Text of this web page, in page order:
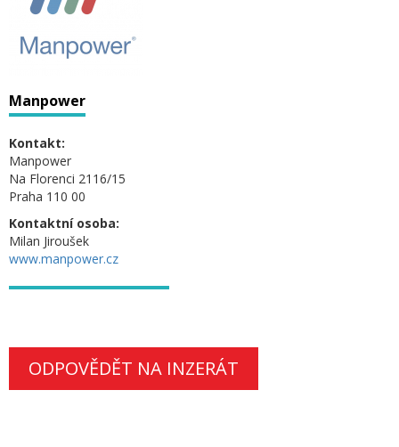
Manpower
Kontakt:
Manpower
Na Florenci 2116/15
Praha 110 00
Kontaktní osoba:
Milan Jiroušek
www.manpower.cz
ODPOVĚDĚT NA INZERÁT